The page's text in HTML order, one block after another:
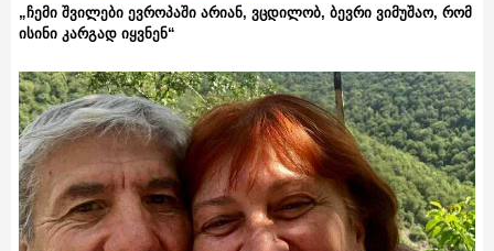
„ჩემი შვილები ევროპაში არიან, ვცდილობ, ბევრი ვიმუშაო, რომ
ისინი კარგად იყვნენ“